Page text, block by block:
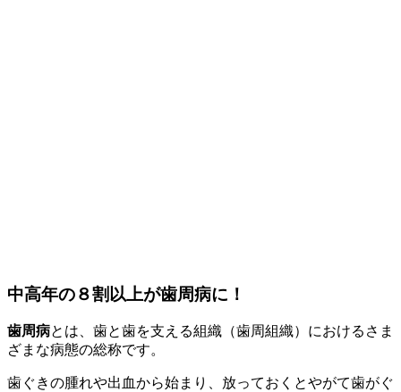
中高年の８割以上が歯周病に！
歯周病とは、歯と歯を支える組織（歯周組織）におけるさま
ざまな病態の総称です。
歯ぐきの腫れや出血から始まり、放っておくとやがて歯がぐ